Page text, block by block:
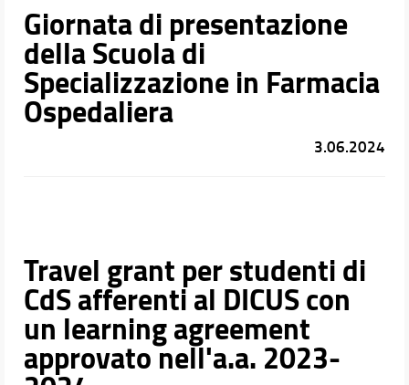
Giornata di presentazione
della Scuola di
Specializzazione in Farmacia
Ospedaliera
3.06.2024
Travel grant per studenti di
CdS afferenti al DICUS con
un learning agreement
approvato nell'a.a. 2023-